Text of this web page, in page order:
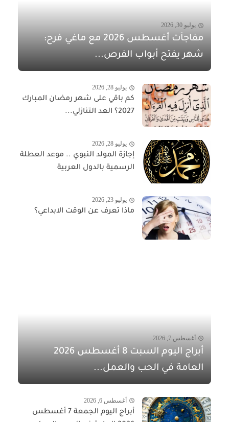
يوليو 30, 2026
مفاجآت أغسطس 2026 مع ماغي فرح:
شهر يفتح أبواب الفرص...
يوليو 28, 2026
كم باقي على شهر رمضان المبارك
2027؟ العد التنازلي...
يوليو 28, 2026
إجازة المولد النبوي .. موعد العطلة
الرسمية بالدول العربية
يوليو 23, 2026
ماذا تعرف عن الوقت الابداعي؟
أغسطس 7, 2026
أبراج اليوم السبت 8 أغسطس 2026
العامة في الحب والعمل...
أغسطس 6, 2026
أبراج اليوم الجمعة 7 أغسطس